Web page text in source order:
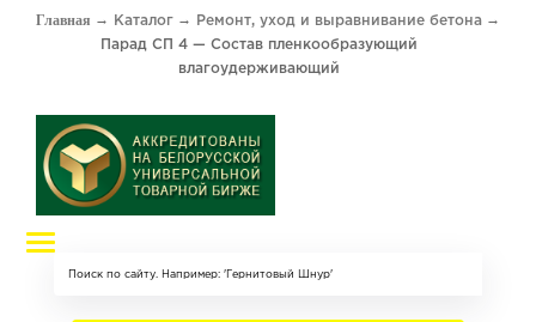
Каталог
Ремонт, уход и выравнивание бетона
Парад СП 4 — Состав пленкообразующий
влагоудерживающий